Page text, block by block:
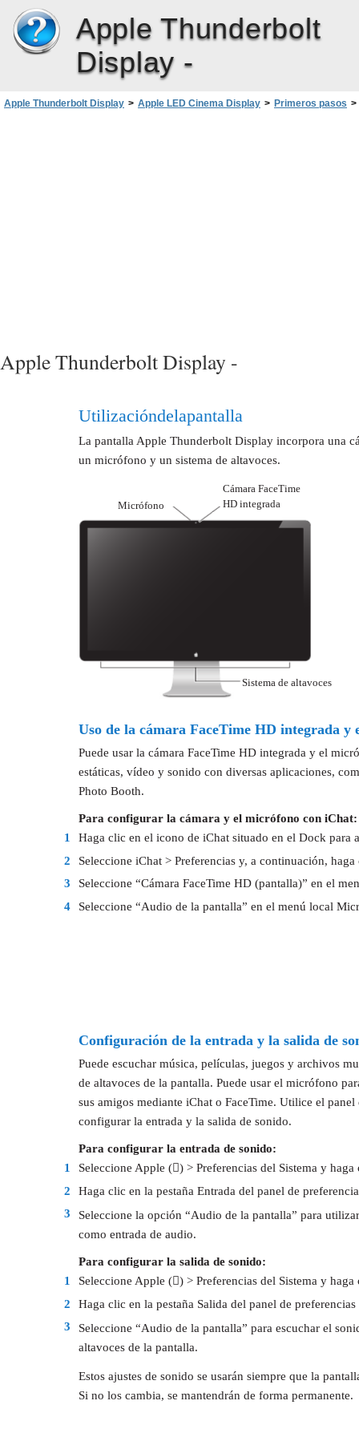
Apple Thunderbolt
Display -
Apple Thunderbolt Display > Apple LED Cinema Display > Primeros pasos >
Apple Thunderbolt Display -
Utilización de la pantalla
La pantalla Apple Thunderbolt Display incorpora una
un micrófono y un sistema de altavoces.
Sistema de altavoces
Micrófono
Cámara FaceTime
HD integrada
Uso de la cámara FaceTime HD integrada y
Puede usar la cámara FaceTime HD integrada y el
estáticas, vídeo y sonido con diversas aplicaciones,
Photo Booth.
Para configurar la cámara y el micrófono con iChat:
1
Haga clic en el icono de iChat situado en el Dock para
2
Seleccione iChat > Preferencias y, a continuación,
3
Seleccione “Cámara FaceTime HD (pantalla)” en el
4
Seleccione “Audio de la pantalla” en el menú local
Configuración de la entrada y la salida de
Puede escuchar música, películas, juegos y archivos
de altavoces de la pantalla. Puede usar el micrófono
sus amigos mediante iChat o FaceTime. Utilice el
configurar la entrada y la salida de sonido.
Para configurar la entrada de sonido:
1
Seleccione Apple () > Preferencias del Sistema y
2
Haga clic en la pestaña Entrada del panel de
3
Seleccione la opción “Audio de la pantalla” para
como entrada de audio.
Para configurar la salida de sonido:
1
Seleccione Apple () > Preferencias del Sistema y
2
Haga clic en la pestaña Salida del panel de
3
Seleccione “Audio de la pantalla” para escuchar el
altavoces de la pantalla.
Estos ajustes de sonido se usarán siempre que la
Si no los cambia, se mantendrán de forma permanente.